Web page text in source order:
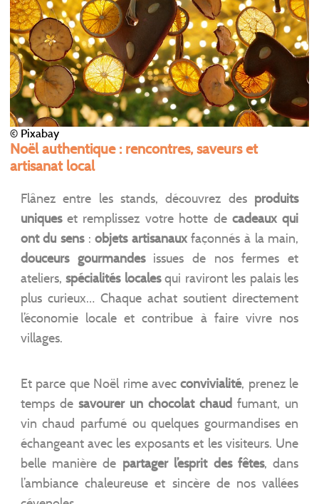
© Pixabay
Noël authentique : rencontres, saveurs et
artisanat local
Flânez entre les stands, découvrez des produits
uniqueset remplissez votre hotte decadeaux qui
ont du sens :objets artisanauxfaçonnés à la main,
douceurs gourmandes issues de nos fermes et
ateliers,spécialités localesqui raviront les palais les
plus curieux… Chaque achat soutient directement
l’économie locale et contribue à faire vivre nos
villages.
Et parce que Noël rime avecconvivialité, prenez le
temps de savourer un chocolat chaud fumant, un
vin chaud parfumé ou quelques gourmandises en
échangeant avec les exposants et les visiteurs. Une
belle manière de partager l’esprit des fêtes, dans
l’ambiance chaleureuse et sincère de nos vallées